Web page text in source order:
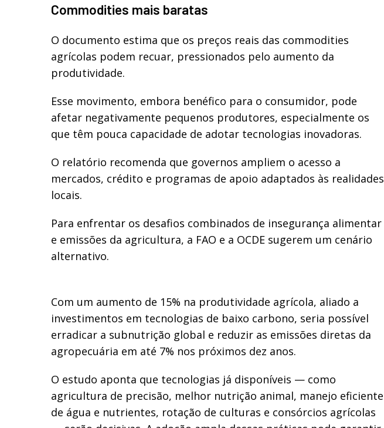
Commodities mais baratas
O documento estima que os preços reais das commodities
agrícolas podem recuar, pressionados pelo aumento da
produtividade.
Esse movimento, embora benéfico para o consumidor, pode
afetar negativamente pequenos produtores, especialmente os
que têm pouca capacidade de adotar tecnologias inovadoras.
O relatório recomenda que governos ampliem o acesso a
mercados, crédito e programas de apoio adaptados às realidades
locais.
Para enfrentar os desafios combinados de insegurança alimentar
e emissões da agricultura, a FAO e a OCDE sugerem um cenário
alternativo.
Com um aumento de 15% na produtividade agrícola, aliado a
investimentos em tecnologias de baixo carbono, seria possível
erradicar a subnutrição global e reduzir as emissões diretas da
agropecuária em até 7% nos próximos dez anos.
O estudo aponta que tecnologias já disponíveis — como
agricultura de precisão, melhor nutrição animal, manejo eficiente
de água e nutrientes, rotação de culturas e consórcios agrícolas